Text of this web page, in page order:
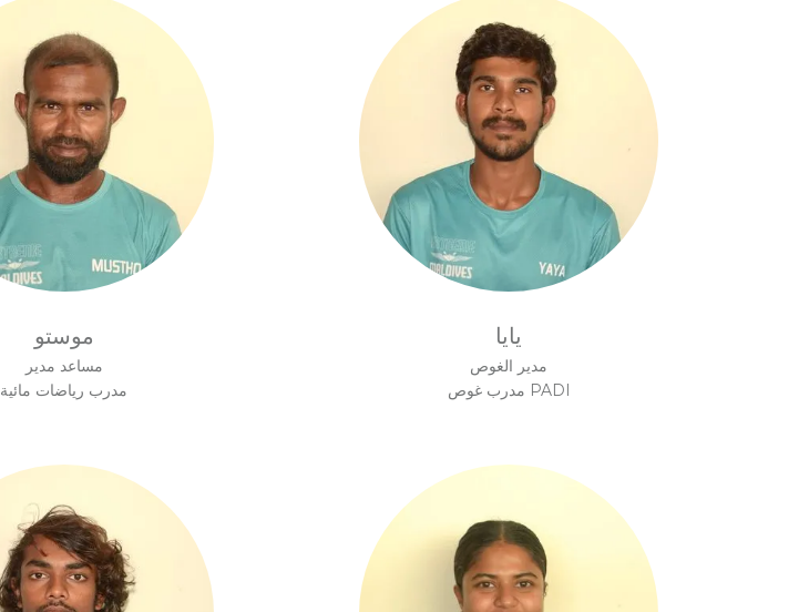
موستو
مساعد مدير
مدرب رياضات مائية
يايا
مدير الغوص
مدرب غوص PADI